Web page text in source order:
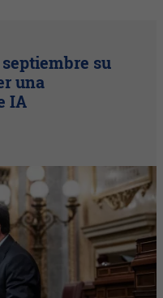
su
una
IA